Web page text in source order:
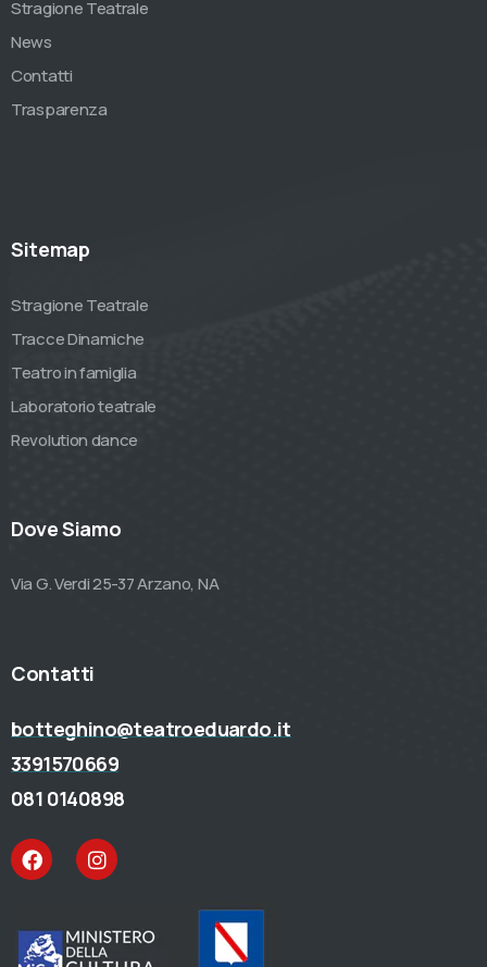
Stragione Teatrale
News
Contatti
Trasparenza
Sitemap
Stragione Teatrale
Tracce Dinamiche
Teatro in famiglia
Laboratorio teatrale
Revolution dance
Dove Siamo
Via G. Verdi 25-37 Arzano, NA
Contatti
botteghino@teatroeduardo.it
3391570669
081 0140898